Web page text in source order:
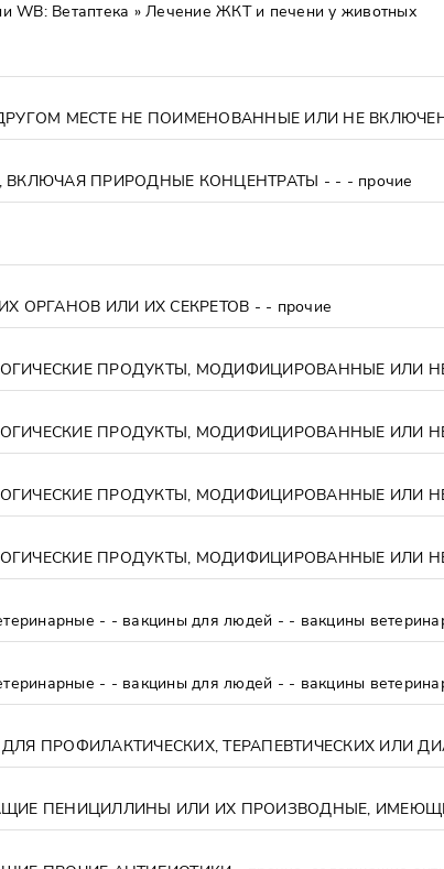
WB: Ветаптека »Лечение ЖКТ и печени у животных
ПРИРОДНЫЕ КОНЦЕНТРАТЫ - - - прочие
ОРГАНОВ ИЛИ ИХ СЕКРЕТОВ - - прочие
- - вакцины для людей - - вакцины